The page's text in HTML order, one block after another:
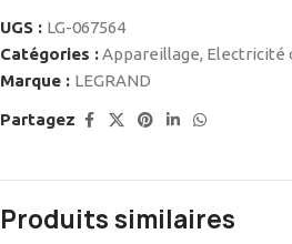
UGS : LG-067564
Catégories :Appareillage, Electricité
Marque : LEGRAND
Partagez
Produits similaires